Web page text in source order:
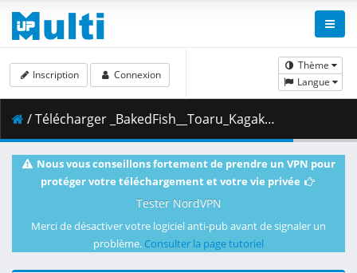
Thème
Langue
Inscription Connexion
/ Télécharger _BakedFish__Toaru_Kagaku_no_Railgun_T_-_20__720p__AAC_.mp4.002 ( 391.87 MB )
Nous vous conseillons fortement de prendre un VPN pour
protéger votre téléchargement et votre vie privée
Tester NordVPN
Merci de désactiver votre logiciel anti-pub avant de signaler un
problème. Consulter la page tutoriel